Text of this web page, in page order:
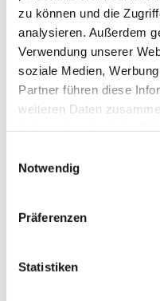
zu können und die
analysieren. Außerdem
Verwendung unserer
soziale Medien,
Partner führen diese
weiteren Daten
Cookies, wenn Sie
Notwendig
Präferenzen
Statistiken
Oktober 2022
September 2022
Mai 2022
Februar 2022
März 2021